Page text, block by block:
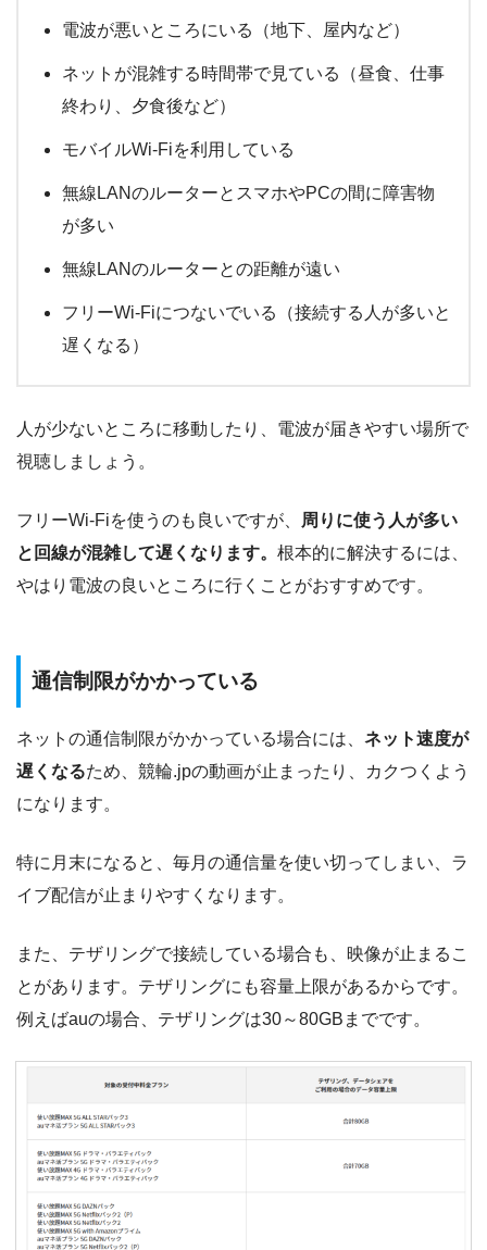
電波が悪いところにいる（地下、屋内など）
ネットが混雑する時間帯で見ている（昼食、仕事
終わり、夕食後など）
モバイルWi-Fiを利用している
無線LANのルーターとスマホやPCの間に障害物
が多い
無線LANのルーターとの距離が遠い
フリーWi-Fiにつないでいる（接続する人が多いと
遅くなる）
人が少ないところに移動したり、電波が届きやすい場所で
視聴しましょう。
フリーWi-Fiを使うのも良いですが、
周りに使う人が多い
と回線が混雑して遅くなります。 根本的に解決するには、
やはり電波の良いところに行くことがおすすめです。
通信制限がかかっている
ネットの通信制限がかかっている場合には、 ネット速度が
遅くなるため、競輪.jpの動画が止まったり、カクつくよう
になります。
特に月末になると、毎月の通信量を使い切ってしまい、ラ
イブ配信が止まりやすくなります。
また、テザリングで接続している場合も、映像が止まるこ
とがあります。テザリングにも容量上限があるからです。
例えばauの場合、テザリングは30～80GBまでです。